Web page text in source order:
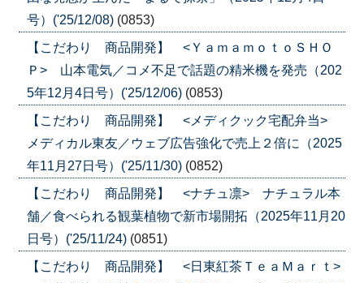
号）('25/12/08) (0853)
【こだわり 商品開発】 <ＹａｍａｍｏｔｏＳＨＯ
Ｐ> 山本電気／コメ不足で話題の精米機を発売（202
5年12月4日号）('25/12/06) (0853)
【こだわり 商品開発】 <メディクック宅配弁当>
メディカル東友／ウェブ広告強化で売上２倍に（2025
年11月27日号）('25/11/30) (0852)
【こだわり 商品開発】 <ナチュ凛> ナチュラル本
舗／食べられる観葉植物で新市場開拓（2025年11月20
日号）('25/11/24) (0851)
【こだわり 商品開発】 <日東紅茶ＴｅａＭａｒｔ>